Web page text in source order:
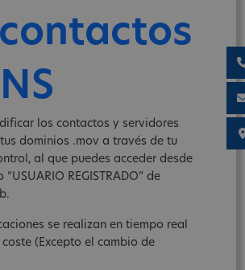
los contactos y servidores
dominios .mov a través de tu
al que puedes acceder desde
REGISTRADO” de
se realizan en tiempo real
(Excepto el cambio de